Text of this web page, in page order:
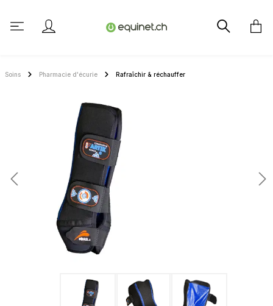
Soins Pharmacie d'écurie Rafraîchir & réchauffer